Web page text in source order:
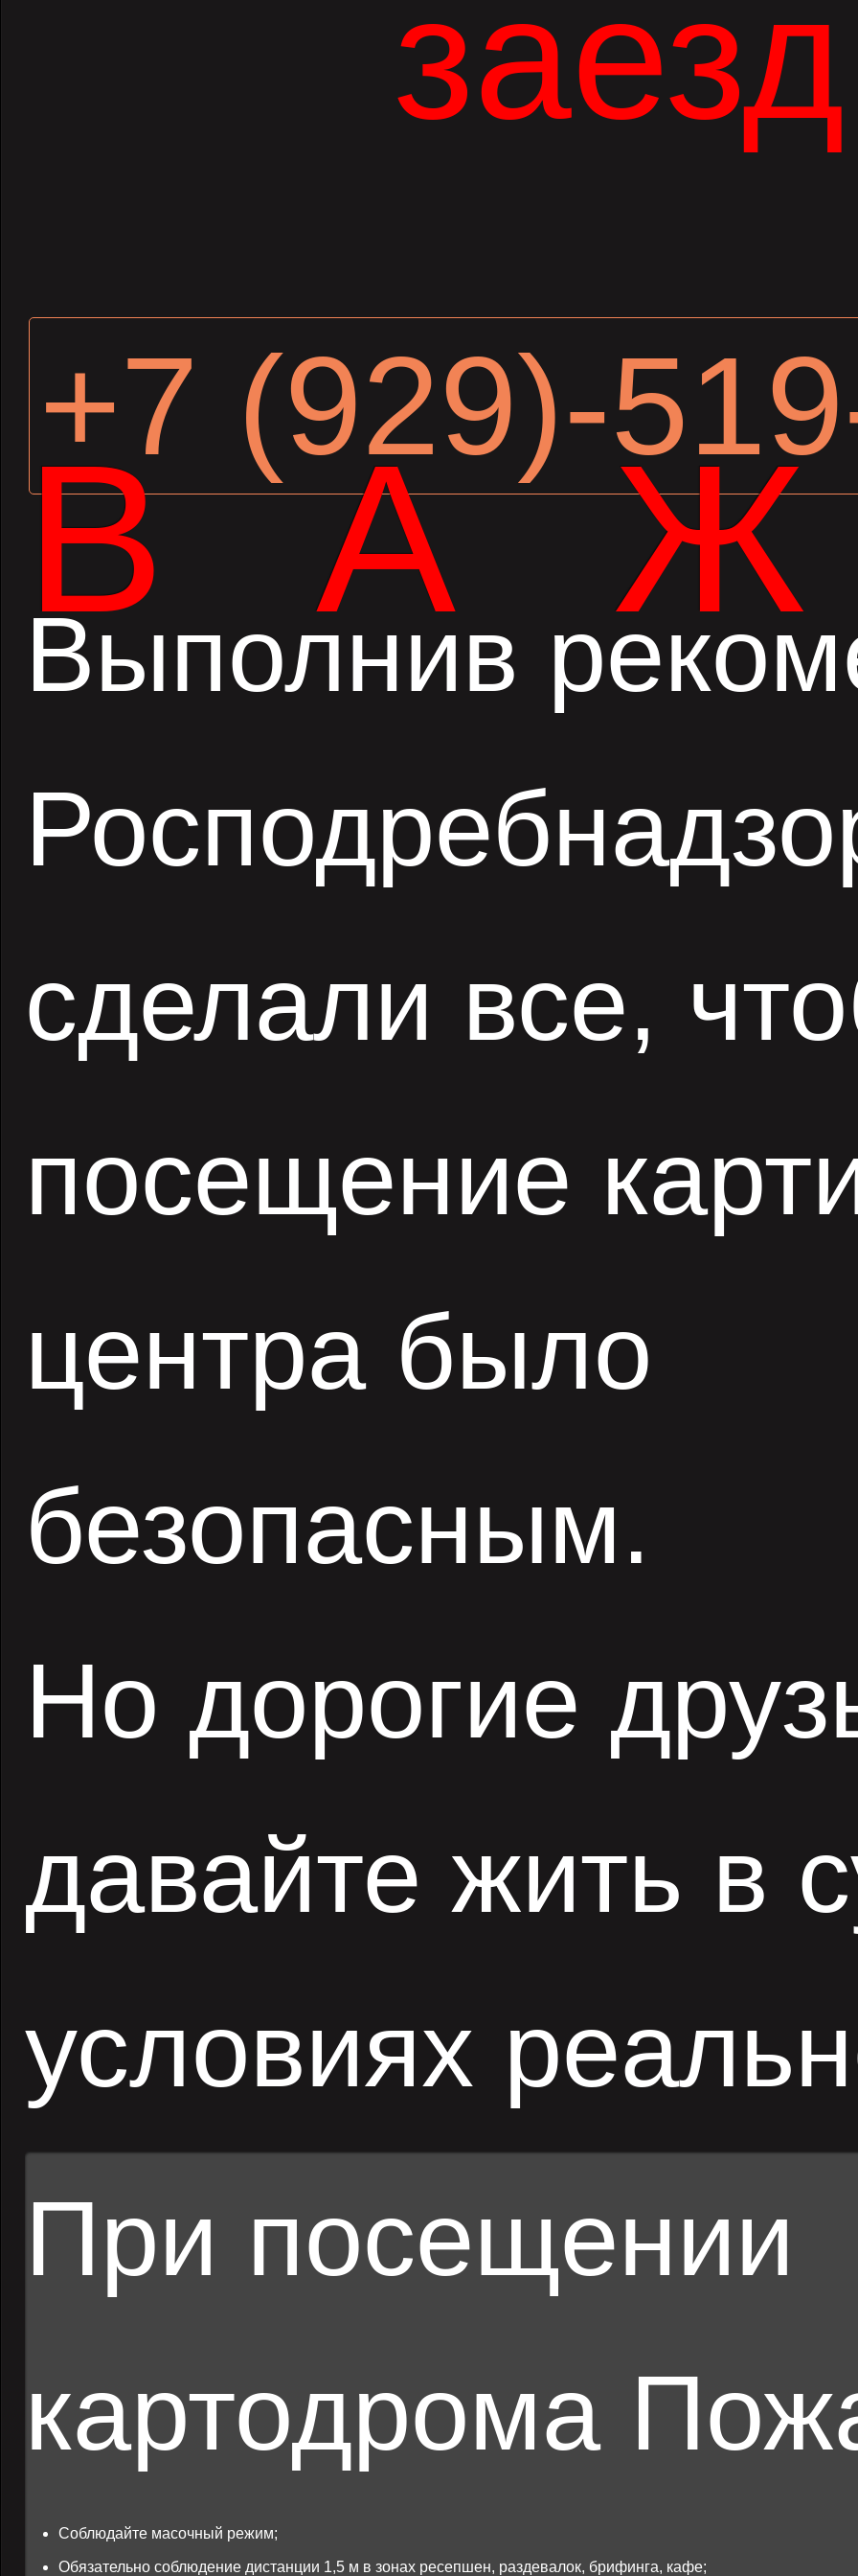
+7 (929)-
Выполнив
сделали все,
посещение
центра было
безопасным.
Но дорогие
давайте жить в
условиях
При посещении
картодрома
Соблюдайте масочный режим;
Обязательно соблюдение дистанции 1,5 м в зонах ресепшен, раздевалок, брифинга, кафе;